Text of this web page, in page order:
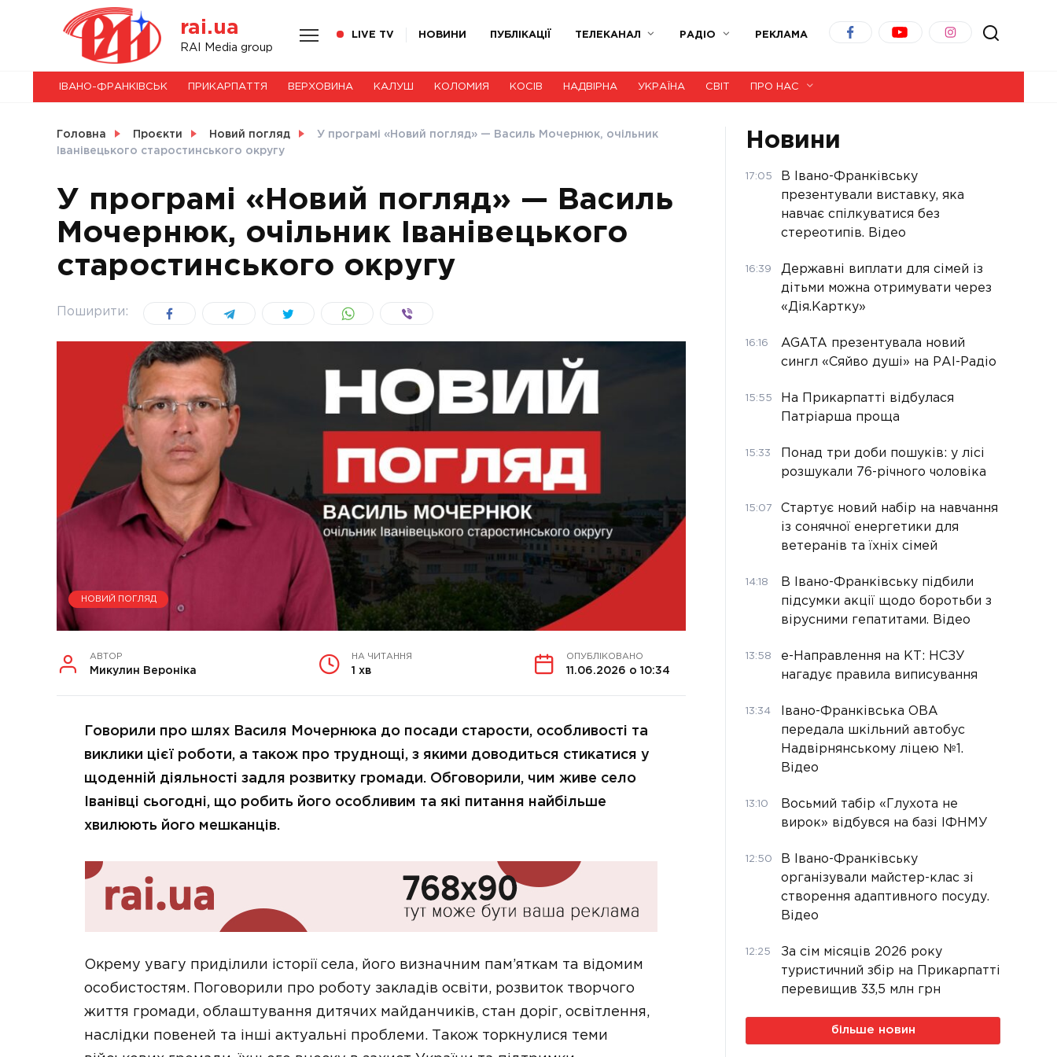
rai.ua
RAI Media group
LIVE TV НОВИНИ ПУБЛІКАЦІЇ ТЕЛЕКАНАЛ РАДІО РЕКЛАМА
НОВИНИ
СВІТ
УКРАЇНА
ІВАНО-ФРАНКІВСЬК ПРИКАРПАТТЯ ВЕРХОВИНА КАЛУШ КОЛОМИЯ КОСІВ НАДВІРНА УКРАЇНА СВІТ ПРО НАС
Головна Проєкти Новий погляд
У програмі «Новий погляд» — Василь Мочернюк, очільник
Іванівецького старостинського округу
У програмі «Новий погляд» — Василь
Мочернюк, очільник Іванівецького
старостинського округу
Поширити:
НОВИЙ ПОГЛЯД
АВТОР
Микулин Вероніка
НА ЧИТАННЯ
1 хв
ОПУБЛІКОВАНО
11.06.2026 о 10:34
Говорили про шлях Василя Мочернюка до посади старости, особливості та
виклики цієї роботи, а також про труднощі, з якими доводиться стикатися у
щоденній діяльності задля розвитку громади. Обговорили, чим живе село
Іванівці сьогодні, що робить його особливим та які питання найбільше
хвилюють його мешканців.
Окрему увагу приділили історії села, його визначним пам’яткам та відомим
особистостям. Поговорили про роботу закладів освіти, розвиток творчого
життя громади, облаштування дитячих майданчиків, стан доріг, освітлення,
наслідки повеней та інші актуальні проблеми. Також торкнулися теми
Новини
17:05
В Івано-Франківську
презентували виставку, яка
навчає спілкуватися без
стереотипів. Відео
16:39
Державні виплати для сімей із
дітьми можна отримувати через
«Дія.Картку»
16:16
AGATA презентувала новий
сингл «Сяйво душі» на РАІ-Радіо
15:55
На Прикарпатті відбулася
Патріарша проща
15:33
Понад три доби пошуків: у лісі
розшукали 76-річного чоловіка
15:07
Стартує новий набір на навчання
із сонячної енергетики для
ветеранів та їхніх сімей
14:18
В Івано-Франківську підбили
підсумки акції щодо боротьби з
вірусними гепатитами. Відео
13:58
е-Направлення на КТ: НСЗУ
нагадує правила виписування
13:34
Івано-Франківська ОВА
передала шкільний автобус
Надвірнянському ліцею №1.
Відео
13:10
Восьмий табір «Глухота не
вирок» відбувся на базі ІФНМУ
12:50
В Івано-Франківську
організували майстер-клас зі
створення адаптивного посуду.
Відео
12:25
За сім місяців 2026 року
туристичний збір на Прикарпатті
перевищив 33,5 млн грн
більше новин